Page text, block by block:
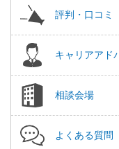
評判・口コミ
キャリアアド
相談会場
よくある質問